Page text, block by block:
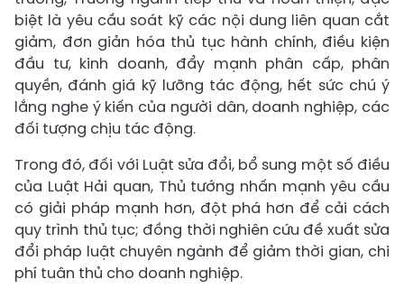
biệt là yêu cầu soát kỹ các nội dung liên quan cắt
giảm, đơn giản hóa thủ tục hành chính, điều kiện
đầu tư, kinh doanh, đẩy mạnh phân cấp, phân
quyền, đánh giá kỹ lưỡng tác động, hết sức chú ý
lắng nghe ý kiến của người dân, doanh nghiệp, các
đối tượng chịu tác động.
Trong đó, đối với Luật sửa đổi, bổ sung một số điều
của Luật Hải quan, Thủ tướng nhấn mạnh yêu cầu
có giải pháp mạnh hơn, đột phá hơn để cải cách
quy trình thủ tục; đồng thời nghiên cứu đề xuất sửa
đổi pháp luật chuyên ngành để giảm thời gian, chi
phí tuân thủ cho doanh nghiệp.